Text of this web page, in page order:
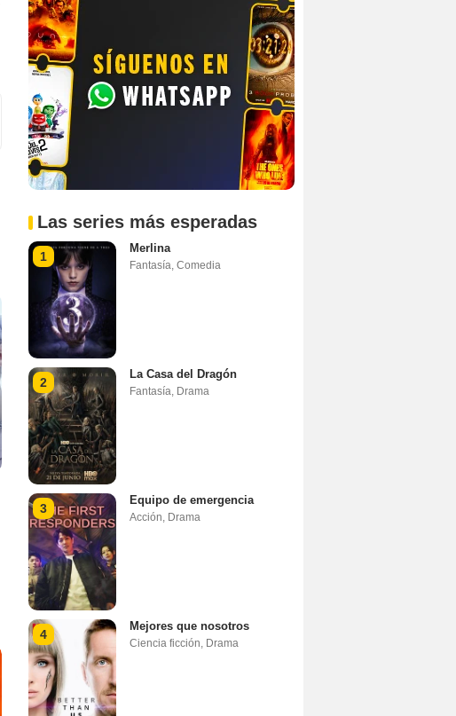
Las series más esperadas
1
Merlina
Fantasía, Comedia
2
La Casa del Dragón
Fantasía, Drama
3
Equipo de emergencia
Acción, Drama
4
Mejores que nosotros
Ciencia ficción, Drama